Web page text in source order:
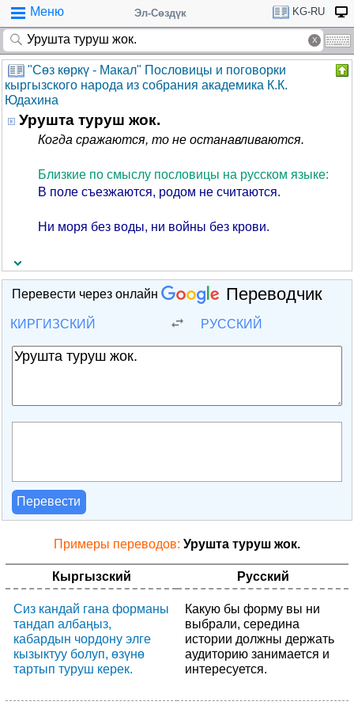
Меню Эл-Сөздүк KG-RU
"Cөз көркү - Макал" Пословицы и поговорки
кыргызского народа из собрания академика К.К.
Юдахина
Урушта туруш жок.
Когда сражаются, то не останавливаются.
Близкие по смыслу пословицы на русском языке:
В поле съезжаются, родом не считаются.
Ни моря без воды, ни войны без крови.
Перевести через онлайн Переводчик
КИРГИЗСКИЙ РУССКИЙ
Перевести
Примеры переводов: Урушта туруш жок.
Кыргызский Русский
Сиз кандай гана форманы
тандап албаңыз,
кабардын чордону элге
кызыктуу болуп, өзүнө
тартып туруш керек.
Какую бы форму вы ни
выбрали, середина
истории должны держать
аудиторию занимается и
интересуется.